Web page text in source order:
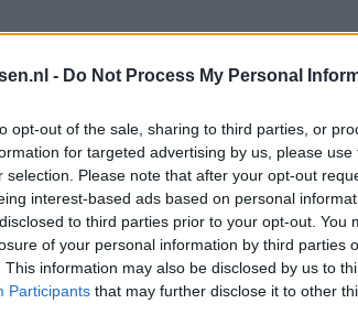
- Do Not Process My Personal
opt-out of the sale, sharing to third parties, or
for targeted advertising by us, please
selection. Please note that after your opt-out
interest-based ads based on personal
to third parties prior to your opt-out. You
of your personal information by third parties
This information may also be disclosed by us to
Participants that may further disclose it to other
van Sparta Rotterdam. Grote
en via daar werkte hij zich op
vleugelverdediger heeft zich
Ronald Koeman en ook in de
prijskaartje van 32 miljoen euro
staat de centrale middenvelder van